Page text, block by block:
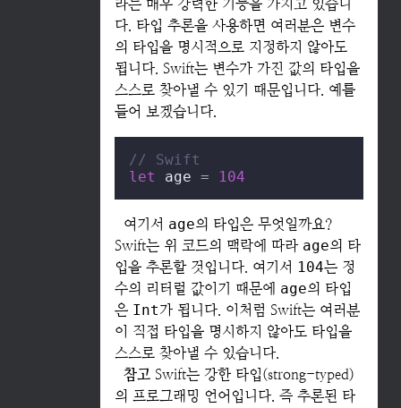
라는 매우 강력한 기능을 가지고 있습니
다. 타입 추론을 사용하면 여러분은 변수
의 타입을 명시적으로 지정하지 않아도
됩니다. Swift는 변수가 가진 값의 타입을
스스로 찾아낼 수 있기 때문입니다. 예를
들어 보겠습니다.
// Swift
let age = 104
여기서 age의 타입은 무엇일까요?
Swift는 위 코드의 맥락에 따라 age의 타
입을 추론할 것입니다. 여기서 104는 정
수의 리터럴 값이기 때문에 age의 타입
은 Int가 됩니다. 이처럼 Swift는 여러분
이 직접 타입을 명시하지 않아도 타입을
스스로 찾아낼 수 있습니다.
참고Swift는 강한 타입(strong-typed)
의 프로그래밍 언어입니다. 즉 추론된 타